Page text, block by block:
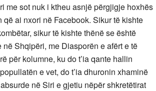
me sot nuk i ktheu asnjë përgjigje hoxhës
ai nxori në Facebook. Sikur të kishte
sikur të kishte thënë se është
Shqipëri, me Diasporën e afërt e të
për kolumne, ku do t’ia qante hallin
e vet, do t’ia dhuronin xhaminë
në Siri e gjetiu nëpër shkretëtirat